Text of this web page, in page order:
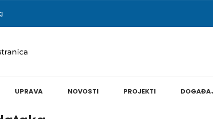
UPRAVA NOVOSTI PROJEKTI